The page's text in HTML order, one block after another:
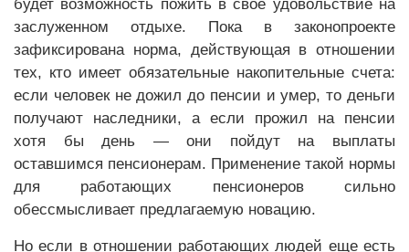
будет возможность пожить в свое удовольствие на
заслуженном отдыхе. Пока в законопроекте
зафиксирована норма, действующая в отношении
тех, кто имеет обязательные накопительные счета:
если человек не дожил до пенсии и умер, то деньги
получают наследники, а если прожил на пенсии
хотя бы день — они пойдут на выплаты
оставшимся пенсионерам. Применение такой нормы
для работающих пенсионеров сильно
обессмысливает предлагаемую новацию.
Но если в отношении работающих людей еще есть